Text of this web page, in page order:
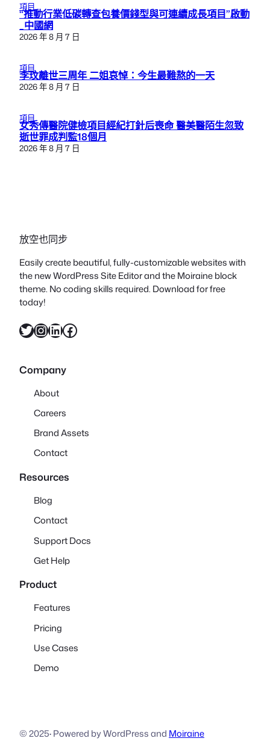
項目
“推動行業低碳轉查包養價錢型與可連續成長項目”啟動
_中國網
2026 年 8 月 7 日
項目
李玟離世三周年 二姐哀悼：今生最難熬的一天
2026 年 8 月 7 日
項目
女秀傳醫院健檢項目經紀打針后喪命 醫美醫陌生忽致
逝世罪成判監18個月
2026 年 8 月 7 日
放空也同步
Easily create beautiful, fully-customizable websites with
the new WordPress Site Editor and the Moiraine block
theme. No coding skills required. Download for free
today!
X InstagramLinkedIn Facebook
Company
About
Careers
Brand Assets
Contact
Resources
Blog
Contact
Support Docs
Get Help
Product
Features
Pricing
Use Cases
Demo
© 2025·Powered by WordPress and Moiraine